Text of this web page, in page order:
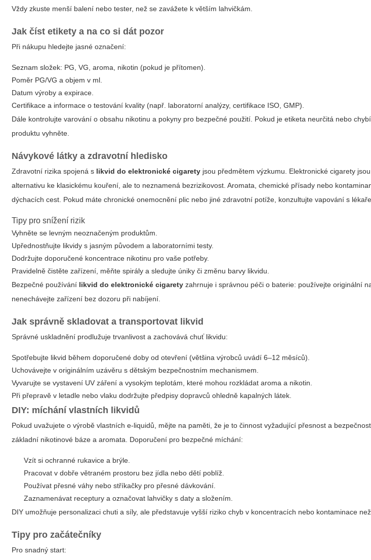
Vždy zkuste menší balení nebo tester, než se zavážete k větším lahvičkám.
Jak číst etikety a na co si dát pozor
Při nákupu hledejte jasné označení:
Seznam složek: PG, VG, aroma, nikotin (pokud je přítomen).
Poměr PG/VG a objem v ml.
Datum výroby a expirace.
Certifikace a informace o testování kvality (např. laboratorní analýzy, certifikace ISO, GMP).
Dále kontrolujte varování o obsahu nikotinu a pokyny pro bezpečné použití. Pokud je etiketa neurčitá nebo
produktu vyhněte.
Návykové látky a zdravotní hledisko
Zdravotní rizika spojená s likvid do elektronické cigarety jsou předmětem výzkumu. Elektronické cigarety
alternativu ke klasickému kouření, ale to neznamená bezrizikovost. Aromata, chemické přísady nebo
dýchacích cest. Pokud máte chronické onemocnění plic nebo jiné zdravotní potíže, konzultujte vapování s
Tipy pro snížení rizik
Vyhněte se levným neoznačeným produktům.
Upřednostňujte likvidy s jasným původem a laboratorními testy.
Dodržujte doporučené koncentrace nikotinu pro vaše potřeby.
Pravidelně čistěte zařízení, měňte spirály a sledujte úniky či změnu barvy likvidu.
Bezpečné používání likvid do elektronické cigarety zahrnuje i správnou péči o baterie: používejte originální
nenechávejte zařízení bez dozoru při nabíjení.
Jak správně skladovat a transportovat likvid
Správné uskladnění prodlužuje trvanlivost a zachovává chuť likvidu:
Spotřebujte likvid během doporučené doby od otevření (většina výrobců uvádí 6–12 měsíců).
Uchovávejte v originálním uzávěru s dětským bezpečnostním mechanismem.
Vyvarujte se vystavení UV záření a vysokým teplotám, které mohou rozkládat aroma a nikotin.
Při přepravě v letadle nebo vlaku dodržujte předpisy dopravců ohledně kapalných látek.
DIY: míchání vlastních likvidů
Pokud uvažujete o výrobě vlastních e-liquidů, mějte na paměti, že je to činnost vyžadující přesnost a
základní nikotinové báze a aromata. Doporučení pro bezpečné míchání:
Vzít si ochranné rukavice a brýle.
Pracovat v dobře větraném prostoru bez jídla nebo dětí poblíž.
Používat přesné váhy nebo stříkačky pro přesné dávkování.
Zaznamenávat receptury a označovat lahvičky s daty a složením.
DIY umožňuje personalizaci chuti a síly, ale představuje vyšší riziko chyb v koncentracích nebo kontaminace
Tipy pro začátečníky
Pro snadný start: